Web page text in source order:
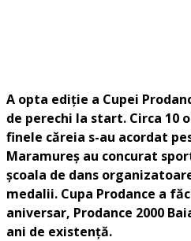
A opta ediţie a Cupei
de perechi la start. Circa 10
finele căreia s-au acordat
Maramureş au concurat
şcoala de dans
medalii. Cupa Prodance a
aniversar, Prodance 2000
ani de existenţă.